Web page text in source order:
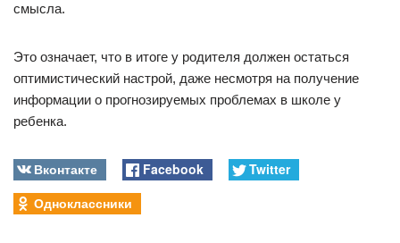
смысла.
Это означает, что в итоге у родителя должен остаться
оптимистический настрой, даже несмотря на получение
информации о прогнозируемых проблемах в школе у
ребенка.
Вконтакте Facebook
Twitter
Одноклассники